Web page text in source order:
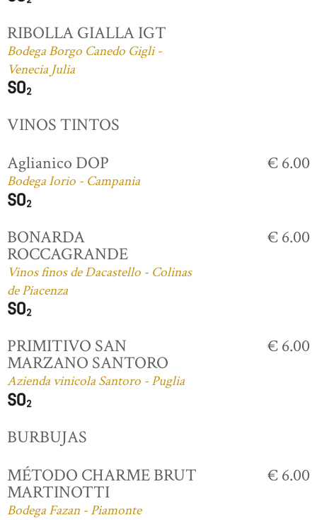
RIBOLLA GIALLA IGT
Bodega Borgo Canedo Gigli -
Venecia Julia
VINOS TINTOS
Aglianico DOP
Bodega Iorio - Campania
€ 6.00
BONARDA
ROCCAGRANDE
Vinos finos de Dacastello - Colinas
de Piacenza
€ 6.00
PRIMITIVO SAN
MARZANO SANTORO
Azienda vinicola Santoro - Puglia
€ 6.00
BURBUJAS
MÉTODO CHARME BRUT
MARTINOTTI
Bodega Fazan - Piamonte
€ 6.00